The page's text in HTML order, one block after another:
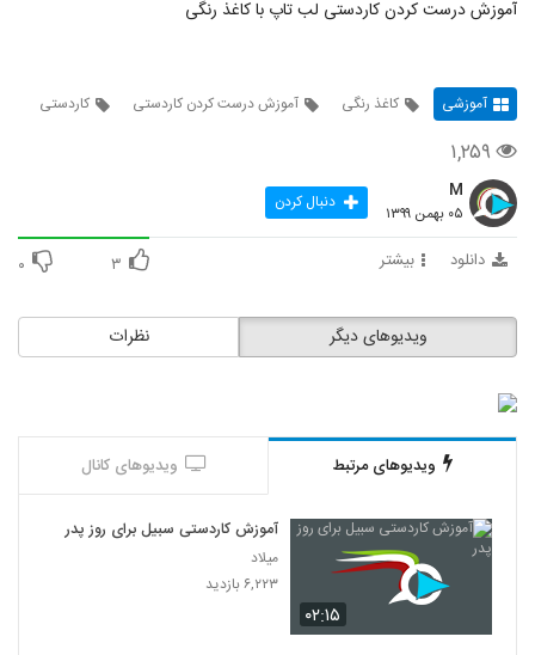
آموزش درست کردن کاردستی لب تاپ با کاغذ رنگی
آموزشی کاغذ رنگی آموزش درست کردن کاردستی کاردستی
۱,۲۵۹
M
۰۵ بهمن ۱۳۹۹ دنبال کردن
دانلود بیشتر ۳ ۰
نظرات ویدیوهای دیگر
ویدیوهای مرتبط ویدیوهای کانال
۰۲:۱۵
آموزش کاردستی سبیل برای روز پدر
میلاد
۶,۲۲۳ بازدید